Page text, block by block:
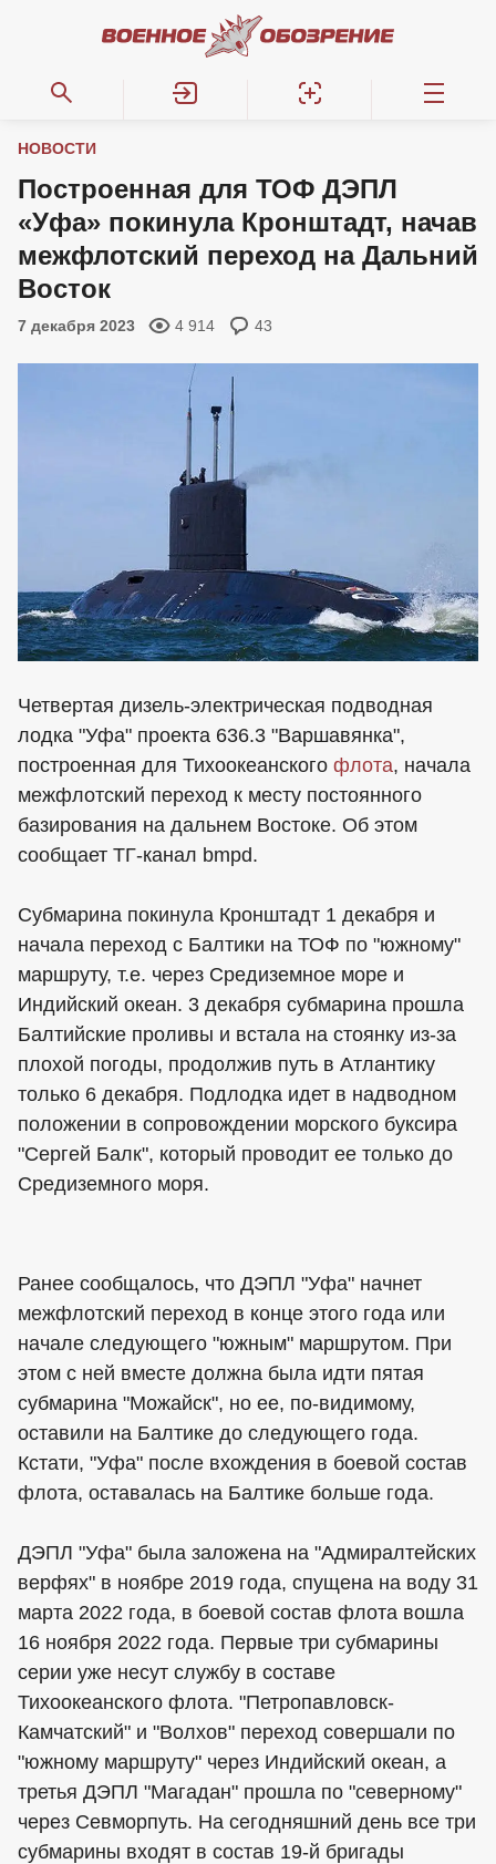
НОВОСТИ
Построенная для ТОФ ДЭПЛ
«Уфа» покинула Кронштадт, начав
межфлотский переход на Дальний
Восток
7 декабря 2023 4 914 43
Четвертая дизель-электрическая подводная
лодка "Уфа" проекта 636.3 "Варшавянка",
построенная для Тихоокеанского флота, начала
межфлотский переход к месту постоянного
базирования на дальнем Востоке. Об этом
сообщает ТГ-канал bmpd.
Субмарина покинула Кронштадт 1 декабря и
начала переход с Балтики на ТОФ по "южному"
маршруту, т.е. через Средиземное море и
Индийский океан. 3 декабря субмарина прошла
Балтийские проливы и встала на стоянку из-за
плохой погоды, продолжив путь в Атлантику
только 6 декабря. Подлодка идет в надводном
положении в сопровождении морского буксира
"Сергей Балк", который проводит ее только до
Средиземного моря.
Ранее сообщалось, что ДЭПЛ "Уфа" начнет
межфлотский переход в конце этого года или
начале следующего "южным" маршрутом. При
этом с ней вместе должна была идти пятая
субмарина "Можайск", но ее, по-видимому,
оставили на Балтике до следующего года.
Кстати, "Уфа" после вхождения в боевой состав
флота, оставалась на Балтике больше года.
ДЭПЛ "Уфа" была заложена на "Адмиралтейских
верфях" в ноябре 2019 года, спущена на воду 31
марта 2022 года, в боевой состав флота вошла
16 ноября 2022 года. Первые три субмарины
серии уже несут службу в составе
Тихоокеанского флота. "Петропавловск-
Камчатский" и "Волхов" переход совершали по
"южному маршруту" через Индийский океан, а
третья ДЭПЛ "Магадан" прошла по "северному"
через Севморпуть. На сегодняшний день все три
субмарины входят в состав 19-й бригады